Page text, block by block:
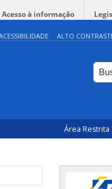
Acesso à informação
ALTO
Área Restrita